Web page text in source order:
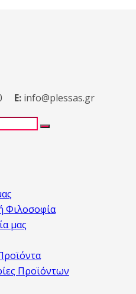
E: info@plessas.gr
Φιλοσοφία
μας
Προϊόντων